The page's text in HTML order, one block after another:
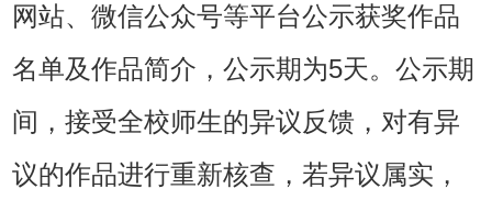
网站、微信公众号等平台公示获奖作品
名单及作品简介，公示期为5天。公示期
间，接受全校师生的异议反馈，对有异
议的作品进行重新核查，若异议属实，